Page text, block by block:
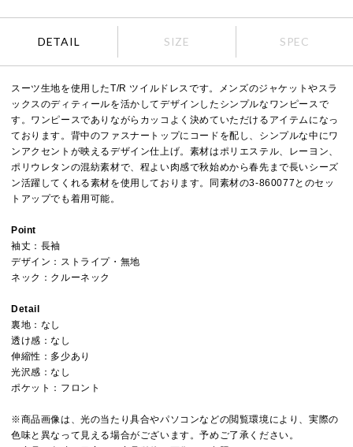
DETAIL SIZE SPEC
スーツ生地を使用したT/R ツイルドレスです。メンズのジャケットやスラ
ックスのディティールを活かしてデザインしたシンプルなワンピースで
す。ワンピースでありながらカッコよく決めていただけるアイテムになっ
ております。背中のファスナートップにコードを配し、シンプルな中にワ
ンアクセントが映えるデザイン仕上げ。素材はポリエステル、レーヨン、
ポリウレタンの混紡素材で、程よい肉感で秋始めから春先まで長いシーズ
ン活躍してくれる素材を使用しております。同素材の3-860077とのセッ
トアップでも着用可能。
Point
袖丈：長袖
デザイン：ストライプ・無地
ネック：クルーネック
Detail
裏地：なし
透け感：なし
伸縮性：多少あり
光沢感：なし
ポケット：フロント
※商品画像は、光の当たり具合やパソコンなどの閲覧環境により、実際の
色味と異なって見える場合がございます。予めご了承ください。